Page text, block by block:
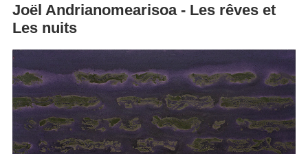
Joël Andrianomearisoa - Les rêves et
Les nuits